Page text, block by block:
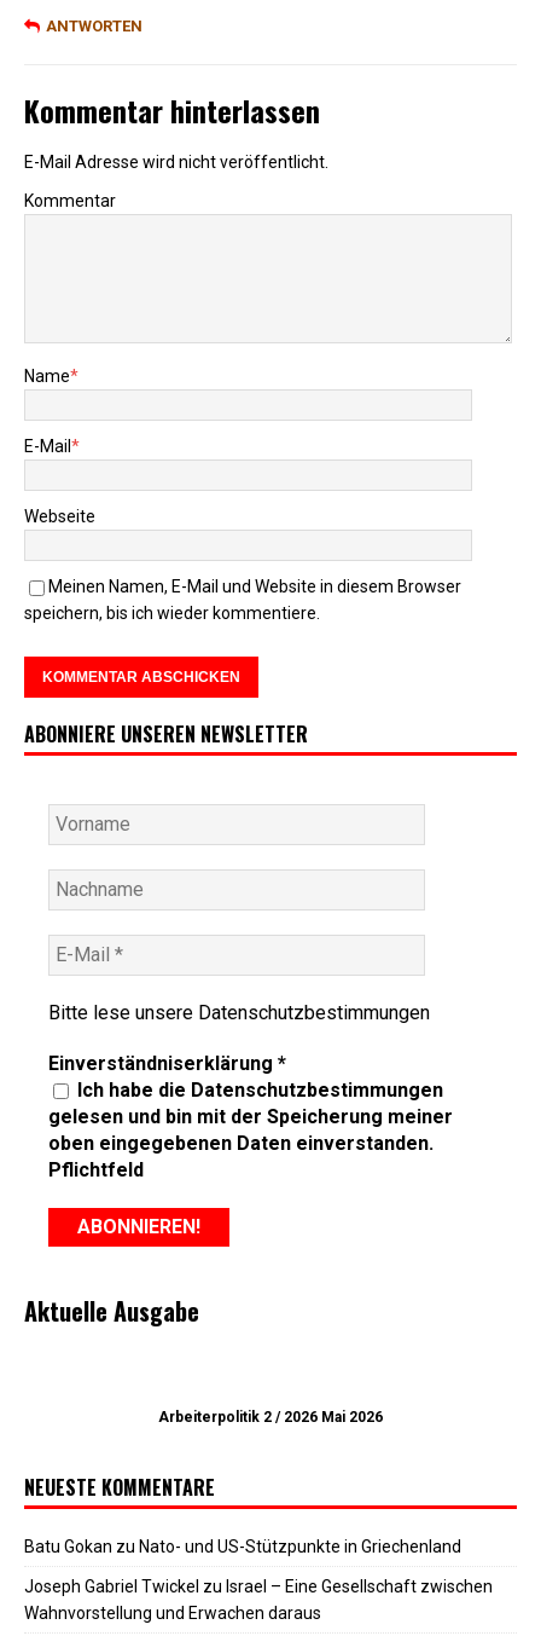
ANTWORTEN
Kommentar hinterlassen
E-Mail Adresse wird nicht veröffentlicht.
Kommentar
Name*
E-Mail *
Webseite
Meinen Namen, E-Mail und Website in diesem Browser
speichern, bis ich wieder kommentiere.
ABONNIERE UNSEREN NEWSLETTER
Bitte lese unsere Datenschutzbestimmungen
Einverständniserklärung *
Ich habe die Datenschutzbestimmungen
gelesen und bin mit der Speicherung meiner
oben eingegebenen Daten einverstanden.
Pflichtfeld
Aktuelle Ausgabe
Arbeiterpolitik 2 / 2026 Mai 2026
NEUESTE KOMMENTARE
Batu Gokan zu Nato- und US-Stützpunkte in Griechenland
Joseph Gabriel Twickel zu Israel – Eine Gesellschaft zwischen
Wahnvorstellung und Erwachen daraus